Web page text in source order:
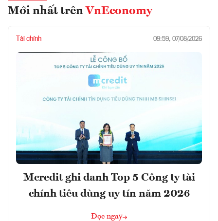
Mới nhất trên VnEconomy
Tài chính 09:59, 07/08/2026
Mcredit ghi danh Top 5 Công ty tài
chính tiêu dùng uy tín năm 2026
Đọc ngay